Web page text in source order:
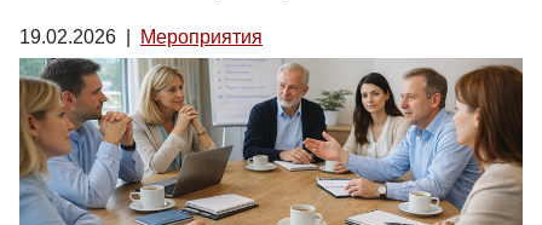
19.02.2026 Мероприятия